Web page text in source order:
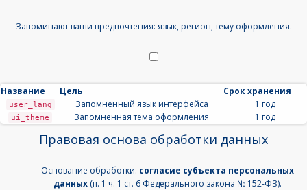
Запоминают ваши предпочтения: язык, регион, тему оформления.
Название Цель Срок хранения
user_lang Запомненный язык интерфейса 1 год
ui_theme Запомненная тема оформления 1 год
Правовая основа обработки данных
Основание обработки: согласие субъекта персональных
данных(п. 1 ч. 1 ст. 6 Федерального закона № 152-ФЗ).